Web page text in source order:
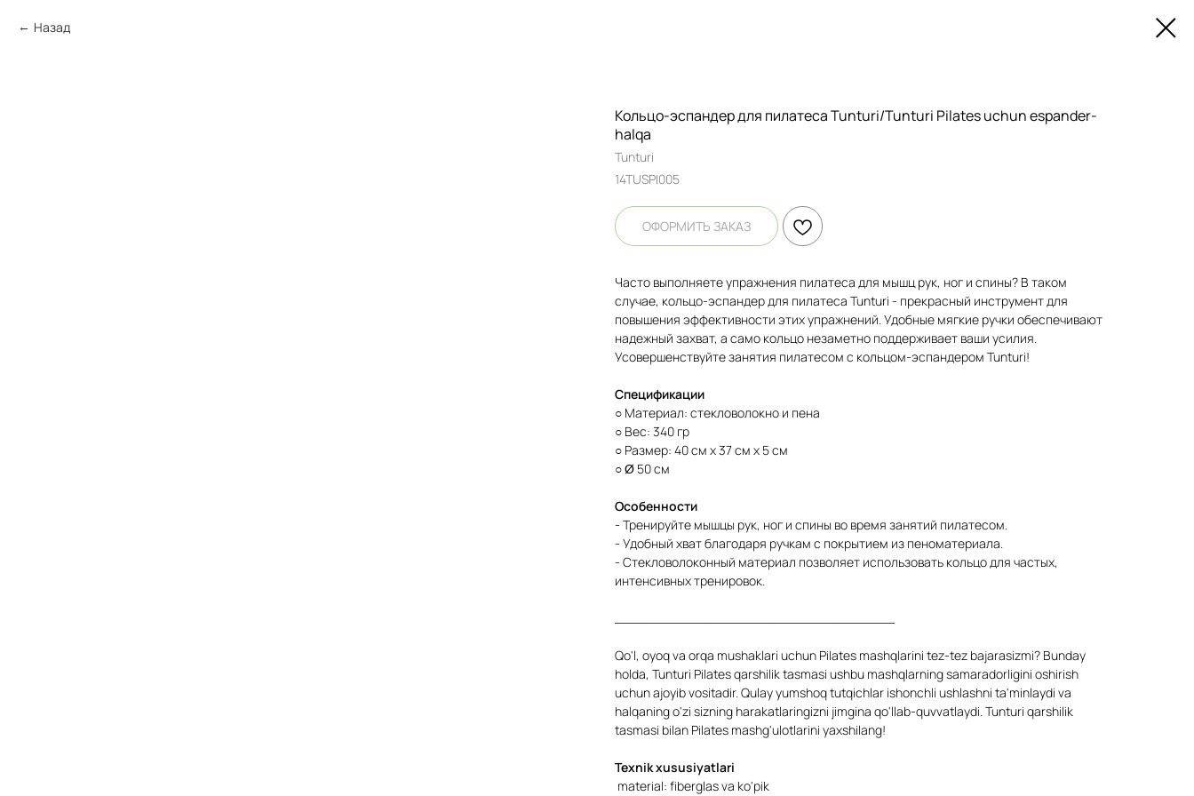
Назад
Кольцо-эспандер для пилатеса Tunturi/Tunturi Pilates uchun espander-
halqa
Tunturi
14TUSPI005
ОФОРМИТЬ ЗАКАЗ
Часто выполняете упражнения пилатеса для мышц рук, ног и спины? В таком
случае, кольцо-эспандер для пилатеса Tunturi - прекрасный инструмент для
повышения эффективности этих упражнений. Удобные мягкие ручки обеспечивают
надежный захват, а само кольцо незаметно поддерживает ваши усилия.
Усовершенствуйте занятия пилатесом с кольцом-эспандером Tunturi!
Спецификации
○ Материал: стекловолокно и пена
○ Вес: 340 гр
○ Размер: 40 см x 37 см x 5 см
○ Ø 50 см
Особенности
- Тренируйте мышцы рук, ног и спины во время занятий пилатесом.
- Удобный хват благодаря ручкам с покрытием из пеноматериала.
- Стекловолоконный материал позволяет использовать кольцо для частых,
интенсивных тренировок.
Qo'l, oyoq va orqa mushaklari uchun Pilates mashqlarini tez-tez bajarasizmi? Bunday
holda, Tunturi Pilates qarshilik tasmasi ushbu mashqlarning samaradorligini oshirish
uchun ajoyib vositadir. Qulay yumshoq tutqichlar ishonchli ushlashni ta'minlaydi va
halqaning o'zi sizning harakatlaringizni jimgina qo'llab-quvvatlaydi. Tunturi qarshilik
tasmasi bilan Pilates mashg'ulotlarini yaxshilang!
Texnik xususiyatlari
material: fiberglas va ko'pik